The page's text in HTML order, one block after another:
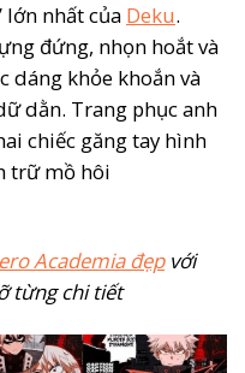
lớn nhất của Deku.
đứng, nhọn hoắt và
dáng khỏe khoắn và
dằn. Trang phục anh
chiếc găng tay hình
trữ mồ hôi
Academia đẹpvới
từng chi tiết